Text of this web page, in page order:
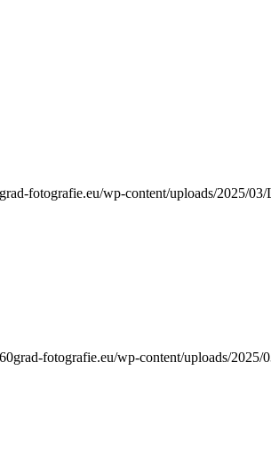
fotografie.eu/wp-content/uploads/2025/
fotografie.eu/wp-content/uploads/2025/